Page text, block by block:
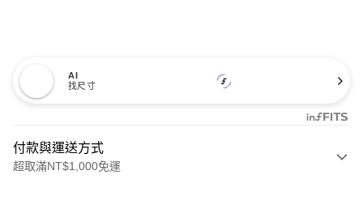
AI
找尺寸
付款與運送方式
超取滿NT$1,000免運